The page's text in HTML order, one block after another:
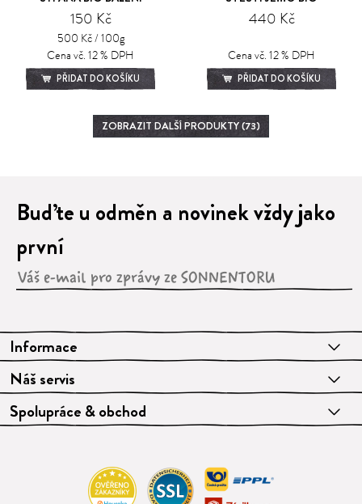
150 Kč
500 Kč / 100g
Cena vč. 12 % DPH
PŘIDAT DO KOŠÍKU
440 Kč
Cena vč. 12 % DPH
PŘIDAT DO KOŠÍKU
ZOBRAZIT DALŠÍ PRODUKTY (73)
Informace
Náš servis
Spolupráce & obchod
Buďte u odměn a novinek vždy jako
první